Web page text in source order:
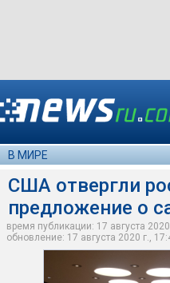
В МИРЕ
США отвергли
предложение о
время публикации: 17 августа
обновление: 17 августа 2020 г.,